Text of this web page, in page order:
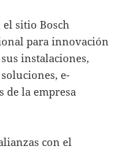
el sitio Bosch
para innovación
instalaciones,
e-
de la empresa
con el